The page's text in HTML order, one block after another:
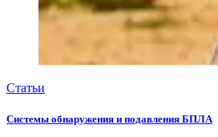
Статьи
Системы обнаружения и подавления БПЛА